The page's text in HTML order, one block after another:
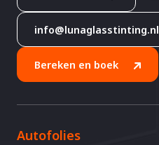
info@lunaglasstinting.nl
Bereken en boek
Autofolies